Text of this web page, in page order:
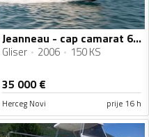
Jeanneau - cap camarat 6.25
Gliser 2006 150 KS
35 000€
Herceg Novi prije 16 h